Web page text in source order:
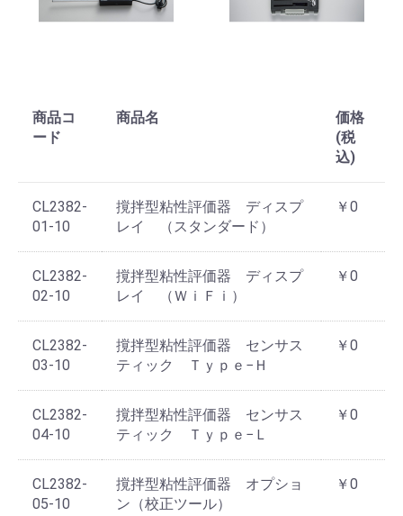
商品コ
ード
商品名
価格
(税
込)
CL2382-
01-10
撹拌型粘性評価器 ディスプ
レイ （スタンダード）
￥0
CL2382-
02-10
撹拌型粘性評価器 ディスプ
レイ （ＷｉＦｉ）
￥0
CL2382-
03-10
撹拌型粘性評価器 センサス
ティック Ｔｙｐｅ−Ｈ
￥0
CL2382-
04-10
撹拌型粘性評価器 センサス
ティック Ｔｙｐｅ−Ｌ
￥0
CL2382-
05-10
撹拌型粘性評価器 オプショ
ン（校正ツール）
￥0